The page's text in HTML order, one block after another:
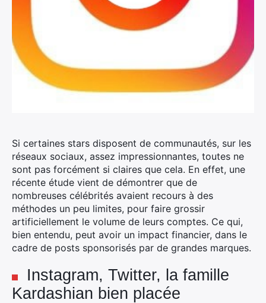
Si certaines stars disposent de communautés, sur les
réseaux sociaux, assez impressionnantes, toutes ne
sont pas forcément si claires que cela. En effet, une
récente étude vient de démontrer que de
nombreuses célébrités avaient recours à des
méthodes un peu limites, pour faire grossir
artificiellement le volume de leurs comptes. Ce qui,
bien entendu, peut avoir un impact financier, dans le
cadre de posts sponsorisés par de grandes marques.
Instagram, Twitter, la famille
Kardashian bien placée